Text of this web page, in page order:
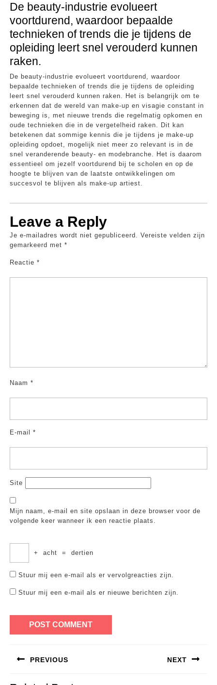
De beauty-industrie evolueert
voortdurend, waardoor bepaalde
technieken of trends die je tijdens de
opleiding leert snel verouderd kunnen
raken.
De beauty-industrie evolueert voortdurend, waardoor
bepaalde technieken of trends die je tijdens de opleiding
leert snel verouderd kunnen raken. Het is belangrijk om te
erkennen dat de wereld van make-up en visagie constant in
beweging is, met nieuwe trends die regelmatig opkomen en
oude technieken die in de vergetelheid raken. Dit kan
betekenen dat sommige kennis die je tijdens je make-up
opleiding opdoet, mogelijk niet meer zo relevant is in de
snel veranderende beauty- en modebranche. Het is daarom
essentieel om jezelf voortdurend bij te scholen en op de
hoogte te blijven van de laatste ontwikkelingen om
succesvol te blijven als make-up artiest.
Leave a Reply
Je e-mailadres wordt niet gepubliceerd. Vereiste velden zijn
gemarkeerd met *
Reactie *
Naam *
E-mail *
Site
Mijn naam, e-mail en site opslaan in deze browser voor de
volgende keer wanneer ik een reactie plaats.
+ acht = dertien
Stuur mij een e-mail als er vervolgreacties zijn.
Stuur mij een e-mail als er nieuwe berichten zijn.
navigatie
PREVIOUS NEXT